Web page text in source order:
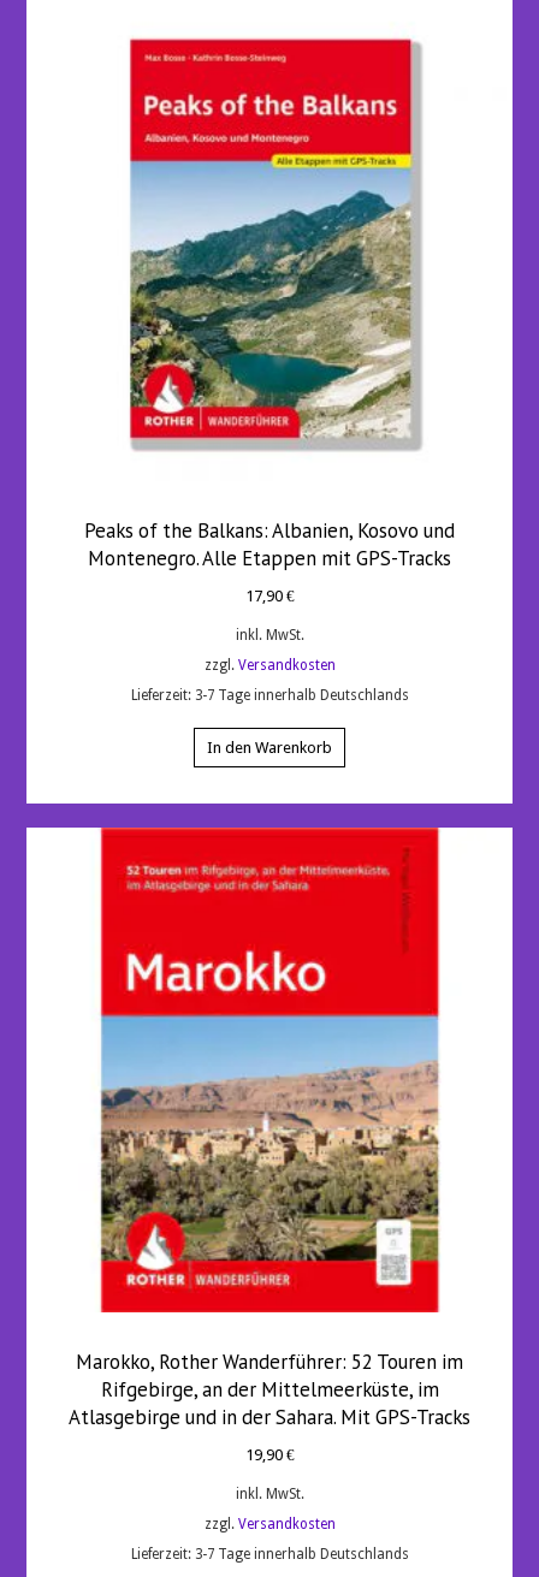
Peaks of the Balkans: Albanien, Kosovo und
Montenegro. Alle Etappen mit GPS-Tracks
17,90 €
inkl. MwSt.
zzgl. Versandkosten
Lieferzeit: 3-7 Tage innerhalb Deutschlands
In den Warenkorb
Marokko, Rother Wanderführer: 52 Touren im
Rifgebirge, an der Mittelmeerküste, im
Atlasgebirge und in der Sahara. Mit GPS-Tracks
19,90 €
inkl. MwSt.
zzgl. Versandkosten
Lieferzeit: 3-7 Tage innerhalb Deutschlands